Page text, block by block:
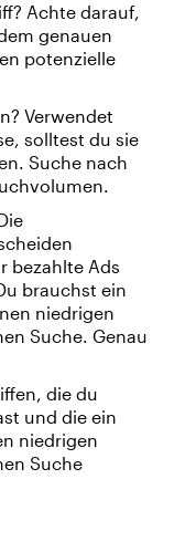
Achte darauf,
genauen
potenzielle
Verwendet
solltest du sie
Suche nach
bezahlte Ads
brauchst ein
niedrigen
Suche. Genau
die du
und die ein
niedrigen
Suche